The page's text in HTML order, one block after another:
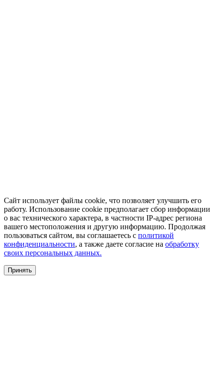
Сайт использует файлы cookie, что позволяет улучшить его
работу. Использование cookie предполагает сбор информации
о вас технического характера, в частности IP-адрес региона
вашего местоположения и другую информацию. Продолжая
пользоваться сайтом, вы соглашаетесь с политикой
конфиденциальности, а также даете согласие на обработку
своих персональных данных.
Принять